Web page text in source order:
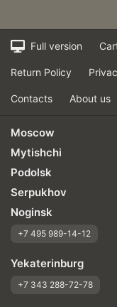
Full version
Return Policy
Contacts About us
Moscow
Mytishchi
Podolsk
Serpukhov
Noginsk
+7 495 989-14-12
Yekaterinburg
+7 343 288-72-78